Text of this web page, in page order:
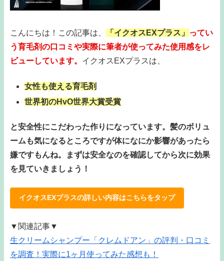
こんにちは！この記事は、 「イクオスEXプラス」
ってい
う育毛剤の口コミや実際に筆者が使ってみた使用感をレ
ビューしています。 イクオスEXプラスは、
女性も使える育毛剤
世界初のHvO世界大賞受賞
と安全性にこだわった作りになっています。髪のボリュ
ームも気になるところですが体になにか影響があったら
嫌ですもんね。まずは安全なのを確認してから次に効果
を見ていきましょう！
イクオスEXプラスの詳しい内容はこちらをタップ
▼関連記事▼
生クリームシャンプー「クレムドアン」の評判・口コミ
を調査！実際に1ヶ月使ってみた感想も！